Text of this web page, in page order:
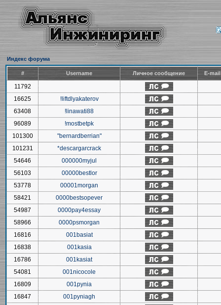
Индекс форума
# Username Личное сообщение E-
11792
16625
!liftdlyakaterov
63408
!linawati88
96089
!mostbetpk
101300
"bernardberrian"
101231
*descargarcrack
54646
000000myjul
56103
00000bestlor
53778
00001morgan
58421
0000bestsopever
54987
0000pay4essay
58966
0000psmorgan
16816
001basiat
16838
001kasia
16786
001kasiat
54081
001nicocole
16809
001pynia
16847
001pyniagh